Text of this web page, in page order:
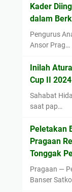
Kader
dalam
Pengurus
Ansor Prag…
Inilah
Cup II 2024
Sahabat
saat pap…
Peletakan
Pragaan
Tonggak
Pragaan —
Banser